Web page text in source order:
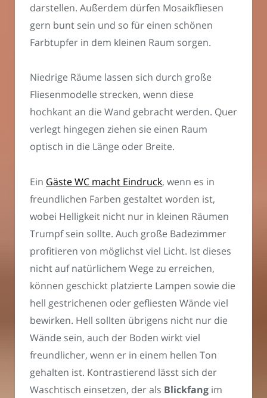
darstellen. Außerdem dürfen Mosaikfliesen
gern bunt sein und so für einen schönen
Farbtupfer in dem kleinen Raum sorgen.
Niedrige Räume lassen sich durch große
Fliesenmodelle strecken, wenn diese
hochkant an die Wand gebracht werden. Quer
verlegt hingegen ziehen sie einen Raum
optisch in die Länge oder Breite.
Ein Gäste WC macht Eindruck, wenn es in
freundlichen Farben gestaltet worden ist,
wobei Helligkeit nicht nur in kleinen Räumen
Trumpf sein sollte. Auch große Badezimmer
profitieren von möglichst viel Licht. Ist dieses
nicht auf natürlichem Wege zu erreichen,
können geschickt platzierte Lampen sowie die
hell gestrichenen oder gefliesten Wände viel
bewirken. Hell sollten übrigens nicht nur die
Wände sein, auch der Boden wirkt viel
freundlicher, wenn er in einem hellen Ton
gehalten ist. Kontrastierend lässt sich der
Waschtisch einsetzen, der als Blickfang im